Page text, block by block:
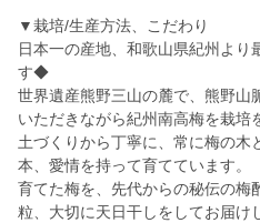
▼栽培/生産方法、こだわり
日本一の産地、和歌山県紀州より
す◆
世界遺産熊野三山の麓で、熊野山
いただきながら紀州南高梅を栽培
土づくりから丁寧に、常に梅の木
本、愛情を持って育てています。
育てた梅を、先代からの秘伝の梅
粒、大切に天日干しをしてお届け